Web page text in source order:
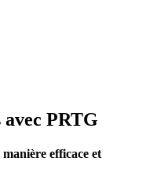
avec PRTG
efficace et